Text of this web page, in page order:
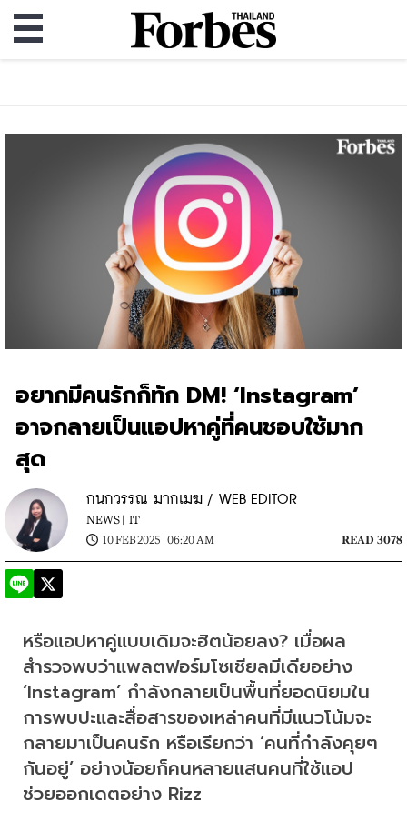
อยากมีคนรักก็ทัก DM! ‘Instagram’
อาจกลายเป็นแอปหาคู่ที่คนชอบใช้มาก
สุด
กนกวรรณ มากเมฆ / WEB EDITOR
NEWS | IT
10 FEB 2025 | 06:20 AM
READ 3078
หรือแอปหาคู่แบบเดิมจะฮิตน้อยลง? เมื่อผล
สำรวจพบว่าแพลตฟอร์มโซเชียลมีเดียอย่าง
‘Instagram’ กำลังกลายเป็นพื้นที่ยอดนิยมใน
การพบปะและสื่อสารของเหล่าคนที่มีแนวโน้มจะ
กลายมาเป็นคนรัก หรือเรียกว่า ‘คนที่กำลังคุยๆ
กันอยู่’ อย่างน้อยก็คนหลายแสนคนที่ใช้แอป
ช่วยออกเดตอย่าง Rizz